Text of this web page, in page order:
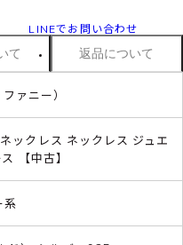
LINEでお問い合わせ
て 返品について
ァニー）
ックレス ネックレス ジュエ
【中古】
系